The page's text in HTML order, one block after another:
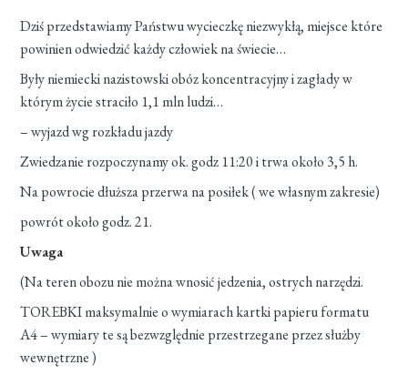
Dziś przedstawiamy Państwu wycieczkę niezwykłą, miejsce które
powinien odwiedzić każdy człowiek na świecie…
Były niemiecki nazistowski obóz koncentracyjny i zagłady w
którym życie straciło 1,1 mln ludzi…
– wyjazd wg rozkładu jazdy
Zwiedzanie rozpoczynamy ok. godz 11:20 i trwa około 3,5 h.
Na powrocie dłuższa przerwa na posiłek ( we własnym zakresie)
powrót około godz. 21.
Uwaga
(Na teren obozu nie można wnosić jedzenia, ostrych narzędzi.
TOREBKI maksymalnie o wymiarach kartki papieru formatu
A4 – wymiary te są bezwzględnie przestrzegane przez służby
wewnętrzne )